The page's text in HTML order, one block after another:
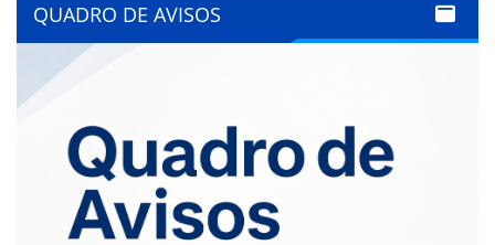
QUADRO DE AVISOS